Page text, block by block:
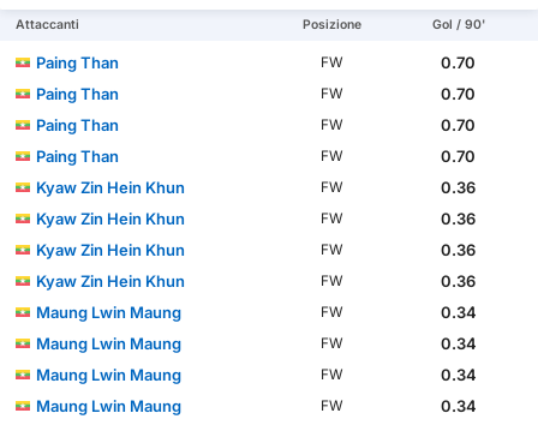
Attaccanti Posizione Gol / 90'
Paing Than FW
0.70
Paing Than
FW
0.70
Paing Than
FW
0.70
Paing Than
FW
0.70
Kyaw Zin Hein Khun
FW
0.36
Kyaw Zin Hein Khun
FW
0.36
Kyaw Zin Hein Khun
FW
0.36
Kyaw Zin Hein Khun
FW
0.36
Maung Lwin Maung
FW
0.34
Maung Lwin Maung
FW
0.34
Maung Lwin Maung
FW
0.34
Maung Lwin Maung
FW
0.34